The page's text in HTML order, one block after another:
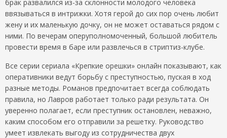
брак развалился из-за склонности молодого человека
ввязываться в интрижки. Хотя герой до сих пор очень любит
жену и их маленькую дочку, он не может оставаться рядом с
ними. По вечерам оперуполномоченный, большой любитель
провести время в баре или развлечься в стриптиз-клубе.
Все серии сериала «Крепкие орешки» онлайн показывают, как
оперативники ведут борьбу с преступностью, пуская в ход
разные методы. Романов предпочитает всегда соблюдать
правила, но Лавров работает только ради результата. Он
уверенно полагает, если преступник остановлен, неважно,
каким способом его отправили за решетку. Руководство
умеет извлекать выгоду из сотрудничества двух